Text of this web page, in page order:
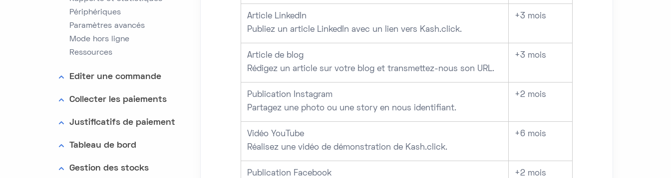
Périphériques
Paramètres avancés
Mode hors ligne
Ressources
Editer une commande
Collecter les paiements
Justificatifs de paiement
Tableau de bord
Gestion des stocks
Article LinkedIn
Publiez un article LinkedIn avec un lien vers Kash.click.
+3 mois
Article de blog
Rédigez un article sur votre blog et transmettez-nous son URL.
+3 mois
Publication Instagram
Partagez une photo ou une story en nous identifiant.
+2 mois
Vidéo YouTube
Réalisez une vidéo de démonstration de Kash.click.
+6 mois
Publication Facebook
+2 mois